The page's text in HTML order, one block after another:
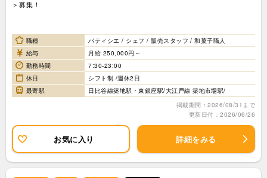
＞募集！
職種
パティシエ / シェフ / 販売スタッフ / 和菓子職人
給与
月給 250,000円～
勤務時間
7:30-23:00
休日
シフト制 /週休2日
最寄駅
日比谷線築地駅・東銀座駅/大江戸線 築地市場駅/
掲載期間：2026/08/31まで
更新日付：2026/06/26
お気に入り 詳細をみる